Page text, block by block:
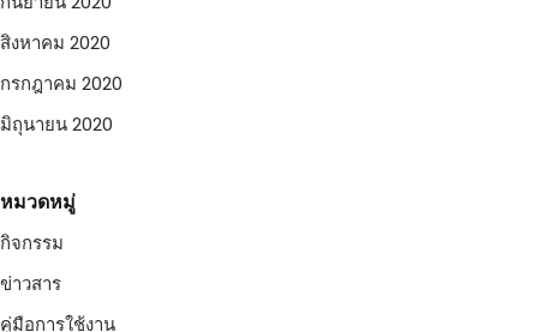
สิงหาคม 2020
กรกฎาคม 2020
มิถุนายน 2020
หมวดหมู่
กิจกรรม
ข่าวสาร
คู่มือการใช้งาน